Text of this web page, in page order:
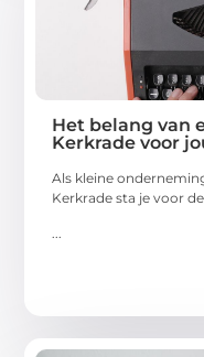
Het belang van
Kerkrade voor
Als kleine
Kerkrade sta je voor
...